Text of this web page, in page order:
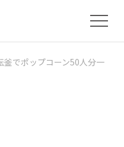
釜でポップコーン50人分一